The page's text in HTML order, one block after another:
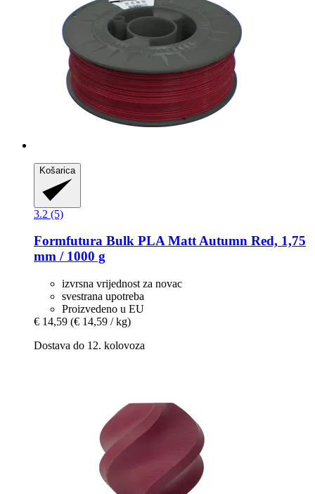
Košarica
3.2 (5)
Formfutura Bulk PLA Matt Autumn Red, 1,75
mm / 1000 g
izvrsna vrijednost za novac
svestrana upotreba
Proizvedeno u EU
€ 14,59 (€ 14,59 / kg)
Dostava do 12. kolovoza